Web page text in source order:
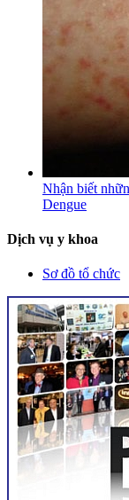
Nhận biết
Dengue
Dịch vụ y khoa
Sơ đồ tổ chức